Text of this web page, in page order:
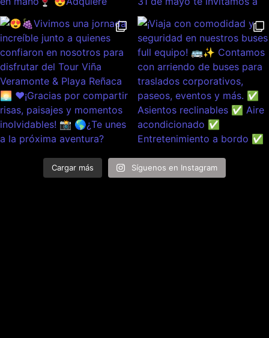
Cargar más Síguenos en Instagram